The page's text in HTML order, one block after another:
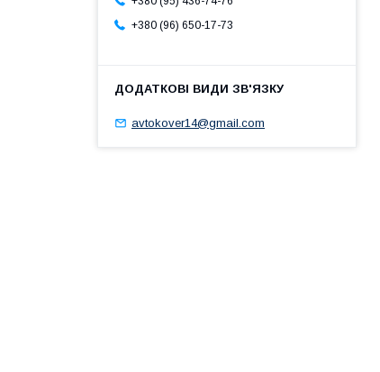
+380 (96) 650-17-73
avtokover14@gmail.com